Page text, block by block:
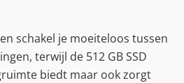
schakel je moeiteloos tussen
terwijl de 512 GB SSD
biedt maar ook zorgt